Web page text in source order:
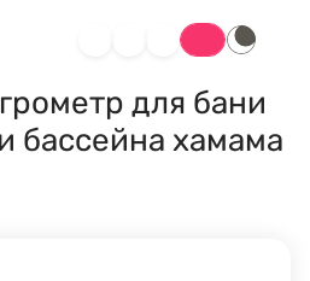
для бани
бассейна хамама